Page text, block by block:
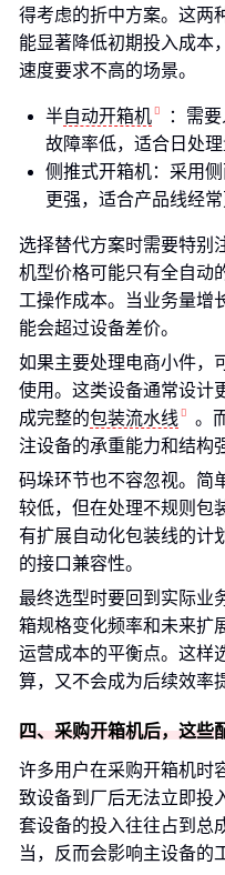
得考虑的折中方案。这两
能显著降低初期投入成本
速度要求不高的场景。
半自动开箱机
：需
故障率低，适合日处
侧推式开箱机：采用
更强，适合产品线经
选择替代方案时需要特别
机型价格可能只有全自动
工操作成本。当业务量增
能会超过设备差价。
如果主要处理电商小件，
使用。这类设备通常设计
成完整的包装流水线
。
注设备的承重能力和结构
码垛环节也不容忽视。简
较低，但在处理不规则包
有扩展自动化包装线的计
的接口兼容性。
最终选型时要回到实际业
箱规格变化频率和未来扩
运营成本的平衡点。这样
算，又不会成为后续效率
四、采购开箱机后，这些
许多用户在采购开箱机时
致设备到厂后无法立即投
套设备的投入往往占到总
当，反而会影响主设备的